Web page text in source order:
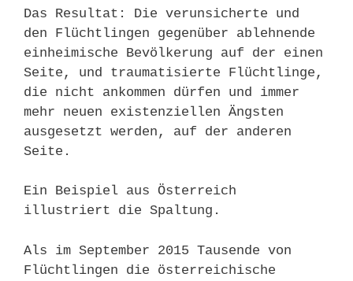
Das Resultat: Die verunsicherte und
den Flüchtlingen gegenüber ablehnende
einheimische Bevölkerung auf der einen
Seite, und traumatisierte Flüchtlinge,
die nicht ankommen dürfen und immer
mehr neuen existenziellen Ängsten
ausgesetzt werden, auf der anderen
Seite.
Ein Beispiel aus Österreich
illustriert die Spaltung.
Als im September 2015 Tausende von
Flüchtlingen die österreichische